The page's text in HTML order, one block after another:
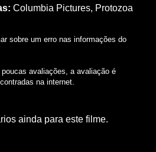
Columbia Pictures, Protozoa
sobre um erro nas informações do
avaliações, a avaliação é
na internet.
ainda para este filme.